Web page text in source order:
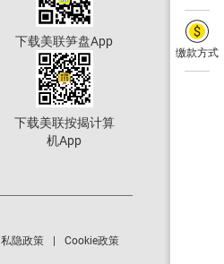
缴款方式
下载美联笋盘App
下载美联按揭计算
机App
私隐政策 Cookie政策